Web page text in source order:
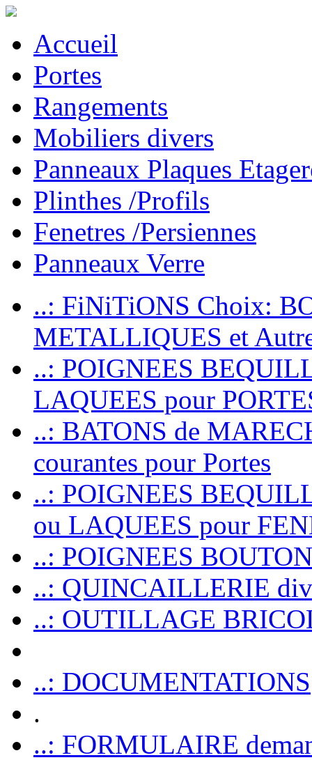
Accueil
Portes
Rangements
Mobiliers divers
Panneaux Plaques
Plinthes /Profils
Fenetres /Persiennes
Panneaux Verre
..: FiNiTiONS Choix:
METALLIQUES et
..: POIGNEES
LAQUEES pour
..: BATONS de
courantes pour Portes
..: POIGNEES
ou LAQUEES pour
..: POIGNEES
..: QUINCAILLERIE
..: OUTILLAGE
..: DOCUMENTATIONS
.
..: FORMULAIRE